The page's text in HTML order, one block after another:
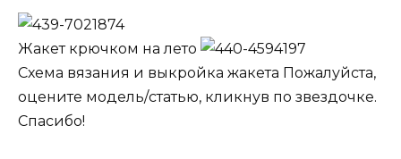
Жакет крючком на лето
Схема вязания и выкройка жакета Пожалуйста,
оцените модель/статью, кликнув по звездочке.
Спасибо!